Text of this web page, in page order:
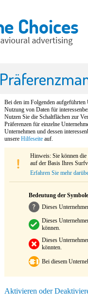
Bei den im Folgenden aufgeführten
Nutzung von Daten für
Nutzen Sie die Schaltflächen zur
Präferenzen für einzelne
Unternehmen und dessen
unsere Hilfeseite auf.
Hinweis: Sie können die
auf der Basis Ihres
Erfahren Sie mehr
Bedeutung der
Dieses
Dieses
können.
Dieses
könnten.
Bei diesem